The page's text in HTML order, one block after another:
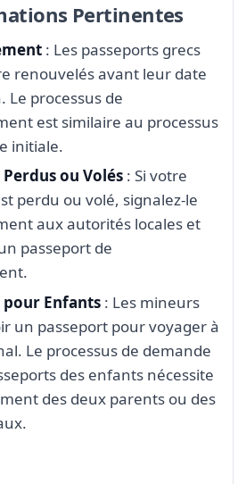
Pertinentes
: Les passeports grecs
renouvelés avant leur date
Le processus de
est similaire au processus
initiale.
ou Volés : Si votre
perdu ou volé, signalez-le
aux autorités locales et
passeport de
pour Enfants : Les mineurs
un passeport pour voyager à
Le processus de demande
des enfants nécessite
des deux parents ou des